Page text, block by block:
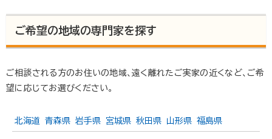
また「いい相続」では、相続に関連する有資格者の皆様に、監修
のご協力をいただいています。
▶ 監修者紹介 | いい相続
ご希望の地域の専門家を探す
ご相談される方のお住いの地域、遠く離れたご実家の近くなど、ご希
望に応じてお選びください。
北海道 青森県 岩手県 宮城県 秋田県 山形県 福島県